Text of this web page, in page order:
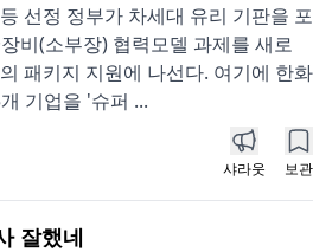
선정 정부가 차세대 유리 기판을 포
비(소부장) 협력모델 과제를 새로
패키지 지원에 나선다. 여기에 한화
기업을 '슈퍼 ...
샤라웃 보관
잘했네